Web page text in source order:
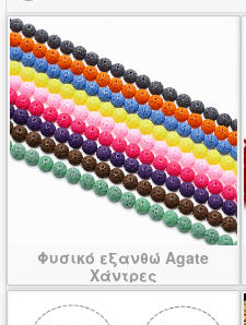
Φυσικό εξανθώ Agate
Χάντρες